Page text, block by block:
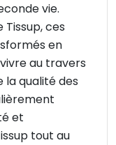
vie.
ces
en
au travers
la qualité des
et
tout au